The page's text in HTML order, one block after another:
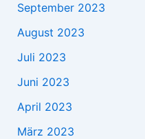
September 2023
August 2023
Juli 2023
Juni 2023
April 2023
März 2023